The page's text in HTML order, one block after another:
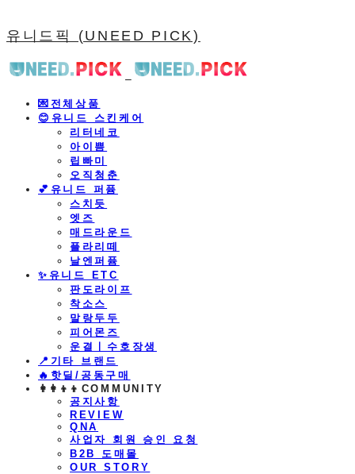
유니드픽 (UNEED PICK)
💌전체상품
😊유니드 스킨케어
리터네코
아이쁨
립빠미
오직청춘
💕유니드 퍼퓸
스치듯
엣즈
매드라운드
플라리떼
날엔퍼퓸
​✨유니드 ETC
판도라이프
착소스
말랑두두
피어몬즈
운결ㅣ수호장생
📍기타 브랜드
🔥핫딜/공동구매
👩‍👩‍👦‍👦COMMUNITY
공지사항
REVIEW
QNA
사업자 회원 승인 요청
B2B 도매몰
OUR STORY